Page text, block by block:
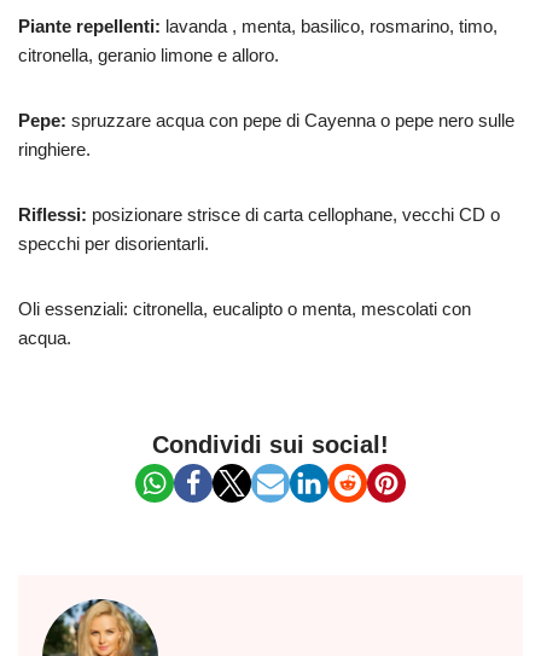
Piante repellenti: lavanda , menta, basilico, rosmarino, timo,
citronella, geranio limone e alloro.
Pepe: spruzzare acqua con pepe di Cayenna o pepe nero sulle
ringhiere.
Riflessi: posizionare strisce di carta cellophane, vecchi CD o
specchi per disorientarli.
Oli essenziali: citronella, eucalipto o menta, mescolati con
acqua.
Condividi sui social!